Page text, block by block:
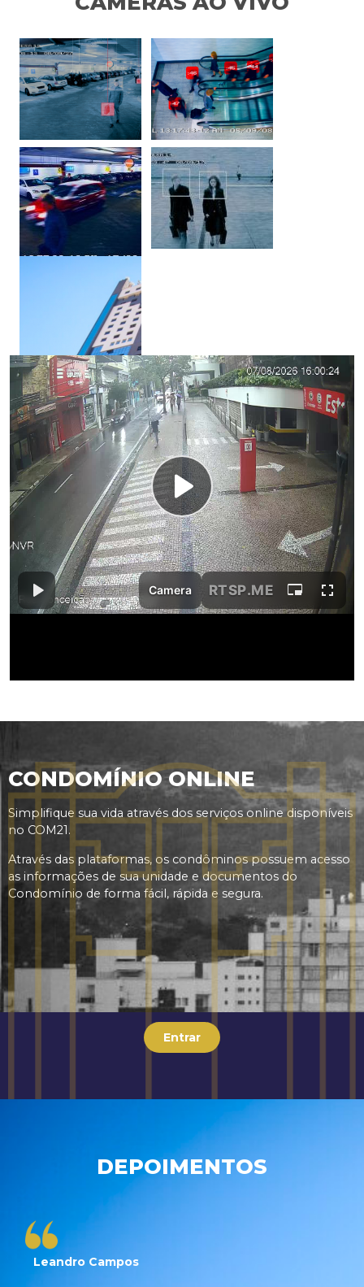
CONDOMÍNIO ONLINE
Simplifique sua vida através dos serviços online disponíveis
no COM21.
Através das plataformas, os condôminos possuem acesso
as informações de sua unidade e documentos do
Condomínio de forma fácil, rápida e segura.
Entrar
DEPOIMENTOS
Leandro Campos